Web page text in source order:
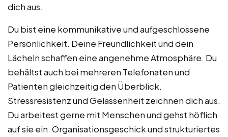
dich aus.
Du bist eine kommunikative und aufgeschlossene
Persönlichkeit. Deine Freundlichkeit und dein
Lächeln schaffen eine angenehme Atmosphäre. Du
behältst auch bei mehreren Telefonaten und
Patienten gleichzeitig den Überblick.
Stressresistenz und Gelassenheit zeichnen dich aus.
Du arbeitest gerne mit Menschen und gehst höflich
auf sie ein. Organisationsgeschick und strukturiertes